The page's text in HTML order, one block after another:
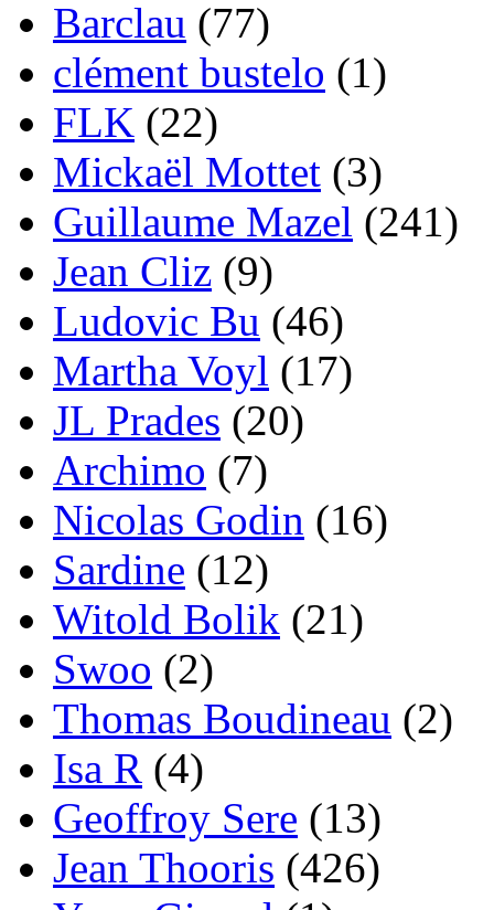
Barclau (77)
clément bustelo (1)
FLK (22)
Mickaël Mottet (3)
Guillaume Mazel (241)
Jean Cliz (9)
Ludovic Bu (46)
Martha Voyl (17)
JL Prades (20)
Archimo (7)
Nicolas Godin (16)
Sardine (12)
Witold Bolik (21)
Swoo (2)
Thomas Boudineau (2)
Isa R (4)
Geoffroy Sere (13)
Jean Thooris (426)